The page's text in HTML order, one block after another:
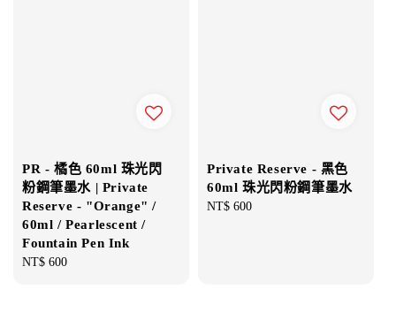
PR - 橘色 60ml 珠光閃
粉鋼筆墨水 | Private
Reserve - "Orange" /
60ml / Pearlescent /
Fountain Pen Ink
Regular
NT$ 600
Private Reserve - 黑色
60ml 珠光閃粉鋼筆墨水
Regular
NT$ 600